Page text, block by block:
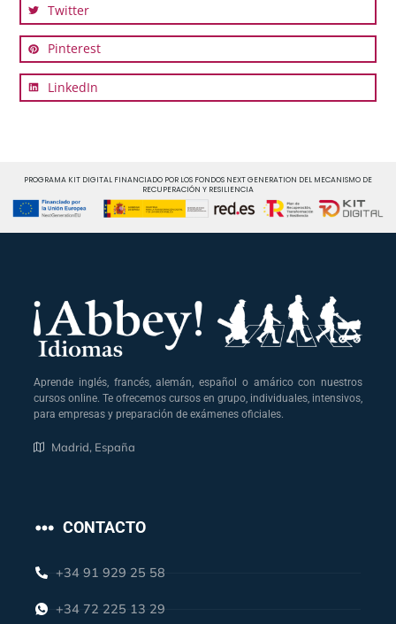
Twitter
Pinterest
LinkedIn
PROGRAMA KIT DIGITAL FINANCIADO POR LOS FONDOS NEXT GENERATION DEL MECANISMO DE
RECUPERACIÓN Y RESILIENCIA
Aprende inglés, francés, alemán, español o amárico con nuestros
cursos online. Te ofrecemos cursos en grupo, individuales, intensivos,
para empresas y preparación de exámenes oficiales.
Madrid, España
CONTACTO
+34 91 929 25 58
+34 72 225 13 29